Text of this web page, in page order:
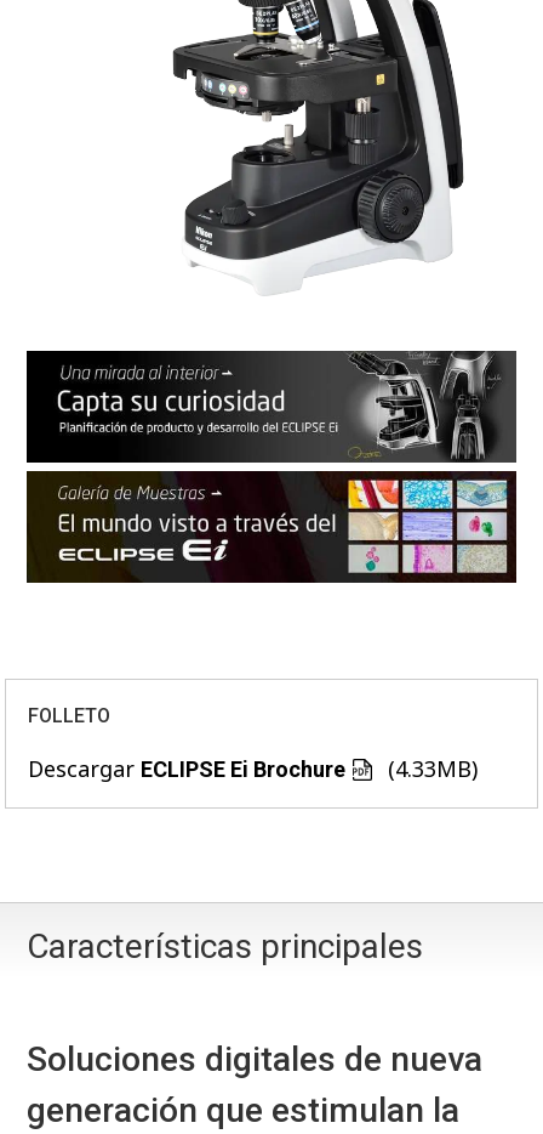
FOLLETO
Descargar ECLIPSE Ei Brochure (4.33MB)
Características principales
Soluciones digitales de nueva
generación que estimulan la